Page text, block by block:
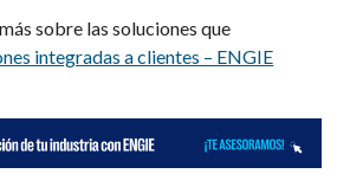
sobre las soluciones que
integradas a clientes – ENGIE